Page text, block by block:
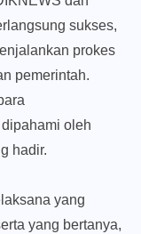
sukses,
prokes
pemerintah.
oleh
hadir.
yang
yang bertanya,